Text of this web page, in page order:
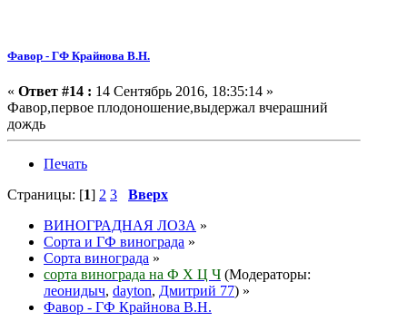
Фавор - ГФ Крайнова В.Н.
« Ответ #14 : 14 Сентябрь 2016, 18:35:14 »
Фавор,первое плодоношение,выдержал вчерашний
дождь
Печать
Страницы: [1] 2 3
Вверх
ВИНОГРАДНАЯ ЛОЗА »
Сорта и ГФ винограда »
Сорта винограда »
сорта винограда на Ф Х Ц Ч (Модераторы:
леонидыч, dayton, Дмитрий 77) »
Фавор - ГФ Крайнова В.Н.